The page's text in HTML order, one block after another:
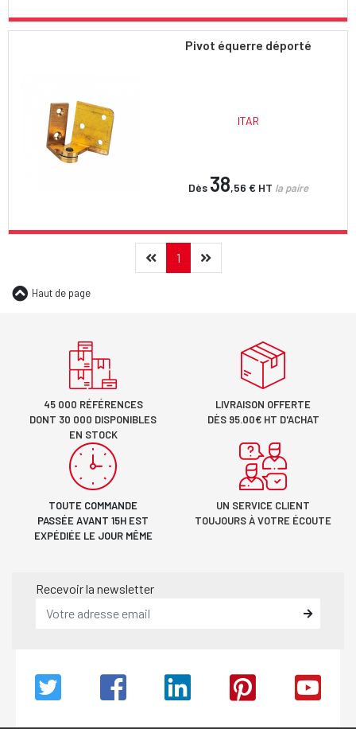
Pivot équerre déporté
ITAR
Dès 38,56 € HT la paire
Précédent
1(current)Suivant
Haut de page
45 000 RÉFÉRENCES
DONT 30 000 DISPONIBLES
EN STOCK
LIVRAISON OFFERTE
DÈS 95.00€ HT D'ACHAT
TOUTE COMMANDE
PASSÉE AVANT 15H EST
EXPÉDIÉE LE JOUR MÊME
UN SERVICE CLIENT
TOUJOURS À VOTRE ÉCOUTE
Recevoir la newsletter